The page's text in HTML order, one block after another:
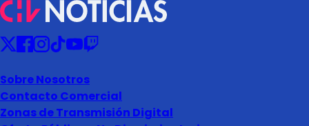
Sobre Nosotros
Contacto Comercial
Zonas de Transmisión Digital